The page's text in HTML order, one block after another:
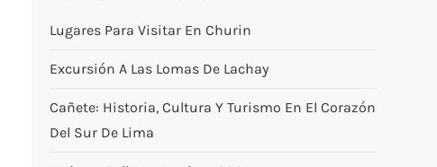
Lugares Para Visitar En Churin
Excursión A Las Lomas De Lachay
Cañete: Historia, Cultura Y Turismo En El Corazón
Del Sur De Lima